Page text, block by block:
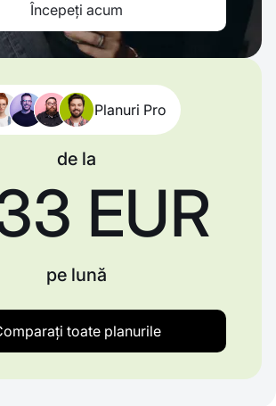
Începeți acum
Planuri Pro
de la
EUR
pe lună
toate planurile